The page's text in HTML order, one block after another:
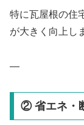
特に瓦屋根の住
が大きく向上し
—
② 省エネ・